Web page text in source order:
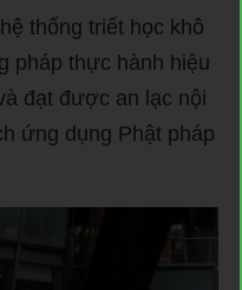
thống triết học khô
pháp thực hành hiệu
đạt được an lạc nội
ứng dụng Phật pháp